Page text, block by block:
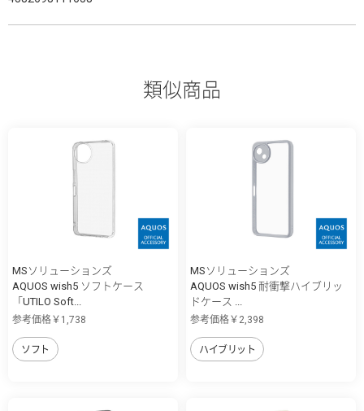
類似商品
MSソリューションズ
AQUOS wish5 ソフトケース
「UTILO Soft...
参考価格￥1,738
ソフト
MSソリューションズ
AQUOS wish5 耐衝撃ハイブリッ
ドケース ...
参考価格￥2,398
ハイブリット